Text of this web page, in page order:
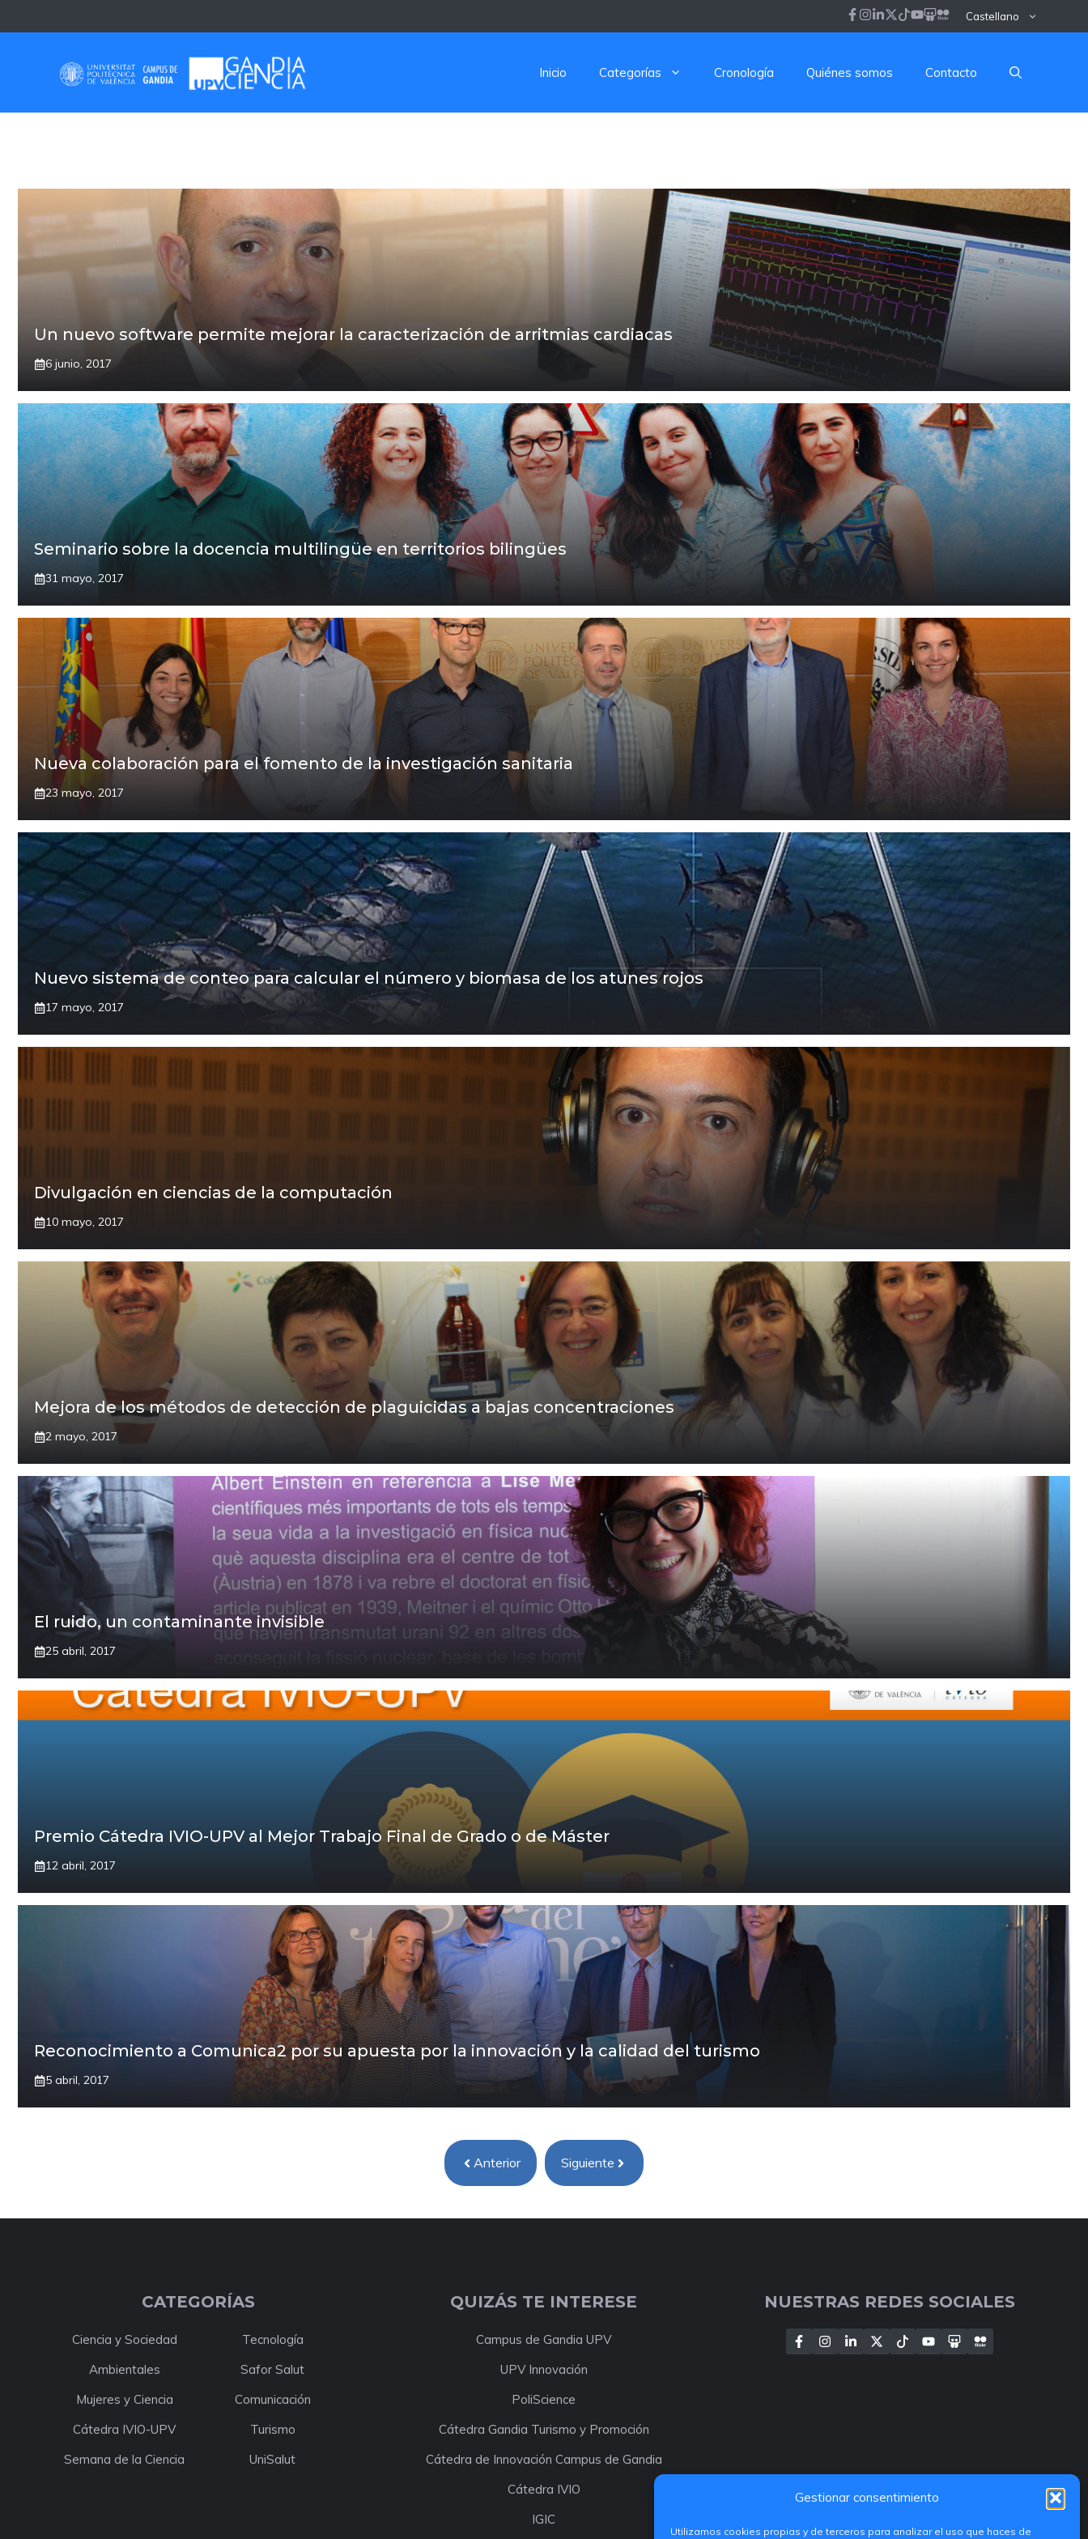
Gestionar consentimiento
Utilizamos cookies propias y de terceros para analizar el uso que haces de
al
Castellano
Inicio Categorías Cronología Quiénes somos Contacto
Un nuevo software permite mejorar la caracterización de arritmias cardiacas
6 junio, 2017
Seminario sobre la docencia multilingüe en territorios bilingües
31 mayo, 2017
Nueva colaboración para el fomento de la investigación sanitaria
23 mayo, 2017
Nuevo sistema de conteo para calcular el número y biomasa de los atunes rojos
17 mayo, 2017
Divulgación en ciencias de la computación
10 mayo, 2017
Mejora de los métodos de detección de plaguicidas a bajas concentraciones
2 mayo, 2017
El ruido, un contaminante invisible
25 abril, 2017
Premio Cátedra IVIO-UPV al Mejor Trabajo Final de Grado o de Máster
12 abril, 2017
Reconocimiento a Comunica2 por su apuesta por la innovación y la calidad del turismo
5 abril, 2017
Anterior Siguiente
CATEGORÍAS
Ciencia y Sociedad
Tecnología
Ambientales
Safor Salut
Mujeres y Ciencia
Comunicación
Cátedra IVIO-UPV
Turismo
Semana de la Ciencia
UniSalut
QUIZÁS TE INTERESE
Campus de Gandia UPV
UPV Innovación
PoliScience
Cátedra Gandia Turismo y Promoción
Cátedra de Innovación Campus de Gandia
Cátedra IVIO
IGIC
NUESTRAS REDES SOCIALES